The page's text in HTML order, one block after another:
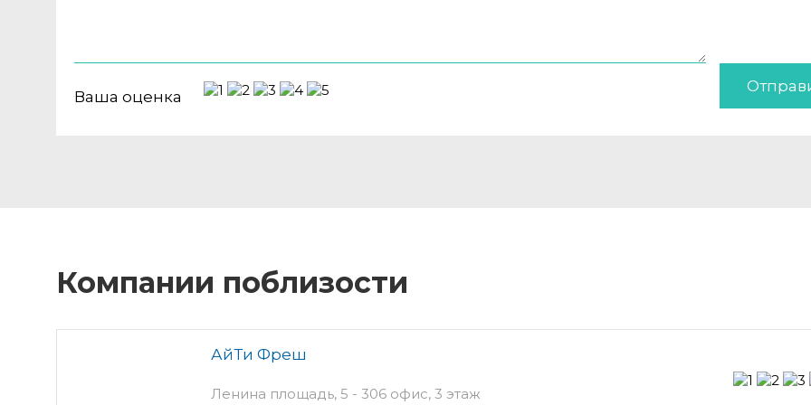
Ваша оценка
Компании поблизости
АйТи Фреш
Ленина площадь, 5 - 306 офис, 3 этаж